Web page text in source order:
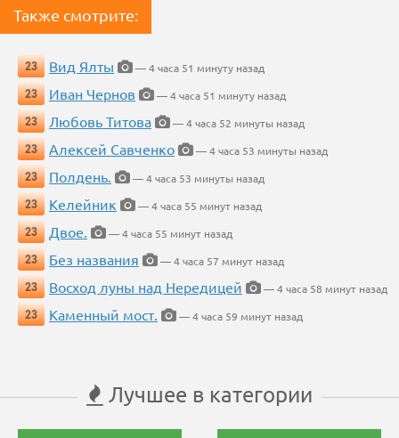
Также смотрите:
23 Вид Ялты
— 4 часа 51 минуту назад
23
Иван Чернов
— 4 часа 51 минуту назад
23
Любовь Титова
— 4 часа 52 минуты назад
23
Алексей Савченко
— 4 часа 53 минуты назад
23
Полдень.
— 4 часа 53 минуты назад
23
Келейник
— 4 часа 55 минут назад
23
Двое.
— 4 часа 55 минут назад
23
Без названия
— 4 часа 57 минут назад
23
Восход луны над Нередицей
— 4 часа 58 минут назад
23
Каменный мост. — 4 часа 59 минут назад
Лучшее в категории